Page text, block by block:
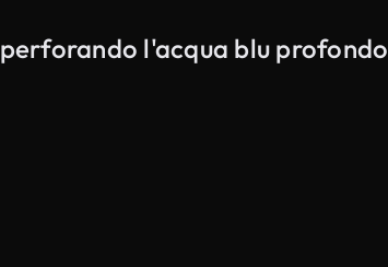
l'acqua blu profondo